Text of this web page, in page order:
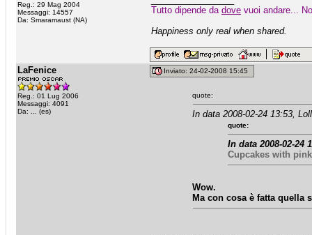
Reg.: 29 Mag 2004
Messaggi: 14557
Da: Smaramaust (NA)
Tutto dipende da dove vuoi andare...
Happiness only real when shared.
LaFenice
Reg.: 01 Lug 2006
Messaggi: 4091
Da: ... (es)
Inviato: 24-02-2008 15:45
quote:
In data 2008-02-24 13:53,
quote:
In data 2008-02-24
Cupcakes with
Wow.
Ma con cosa è fatta quella